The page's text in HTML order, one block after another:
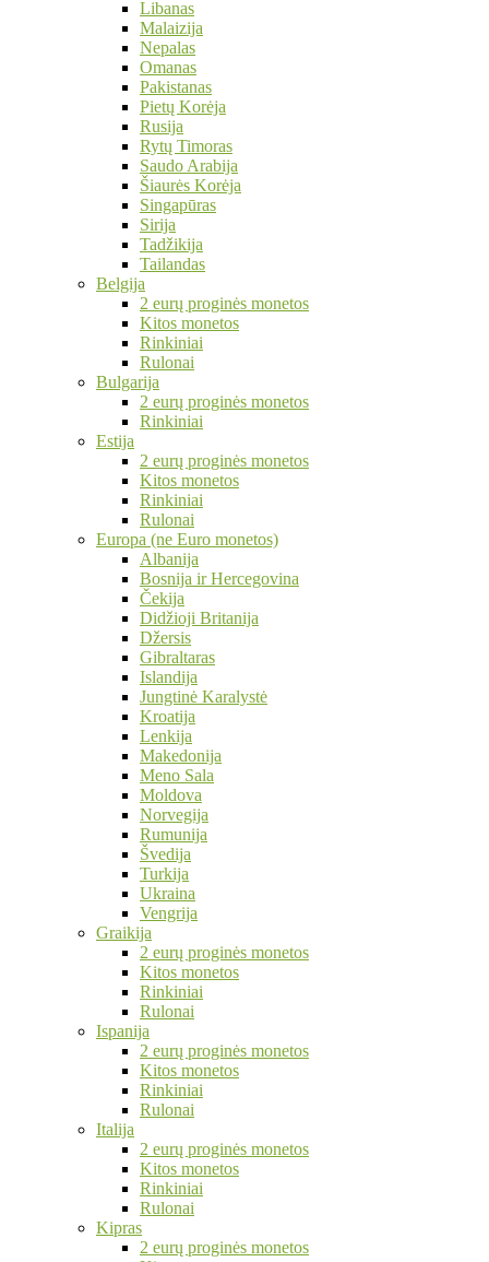
Libanas
Malaizija
Nepalas
Omanas
Pakistanas
Pietų Korėja
Rusija
Rytų Timoras
Saudo Arabija
Šiaurės Korėja
Singapūras
Sirija
Tadžikija
Tailandas
Belgija
2 eurų proginės monetos
Kitos monetos
Rinkiniai
Rulonai
Bulgarija
2 eurų proginės monetos
Rinkiniai
Estija
2 eurų proginės monetos
Kitos monetos
Rinkiniai
Rulonai
Europa (ne Euro monetos)
Albanija
Bosnija ir Hercegovina
Čekija
Didžioji Britanija
Džersis
Gibraltaras
Islandija
Jungtinė Karalystė
Kroatija
Lenkija
Makedonija
Meno Sala
Moldova
Norvegija
Rumunija
Švedija
Turkija
Ukraina
Vengrija
Graikija
2 eurų proginės monetos
Kitos monetos
Rinkiniai
Rulonai
Ispanija
2 eurų proginės monetos
Kitos monetos
Rinkiniai
Rulonai
Italija
2 eurų proginės monetos
Kitos monetos
Rinkiniai
Rulonai
Kipras
2 eurų proginės monetos